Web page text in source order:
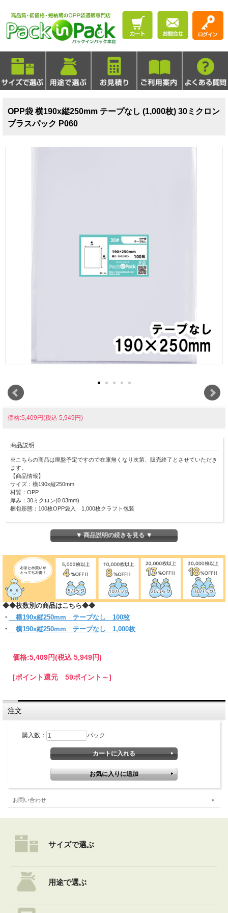
OPP袋 横190x縦250mm テープなし (1,000枚) 30ミクロン
プラスパック P060
価格:5,409円(税込 5,949円)
商品説明
※こちらの商品は廃盤予定ですので在庫無くなり次第、販売終了とさせていただき
ます。
【商品情報】
サイズ：横190x縦250mm
材質：OPP
厚み：30ミクロン(0.03mm)
梱包形態：100枚OPP袋入 1,000枚クラフト包装
ピッタリ・スリムなラッピングにも適しています！
(お入れになりたい商品によっては入らない場合もございますので、 サイズをお確
▼ 商品説明の続きを見る ▼
◆◆枚数別の商品はこちら◆◆
・
横190x縦250mm テープなし 100枚
・
横190x縦250mm テープなし 1,000枚
価格:5,409円(税込 5,949円)
[ポイント還元 59ポイント～]
注文
購入数： パック
お問い合わせ
サイズで選ぶ
用途で選ぶ